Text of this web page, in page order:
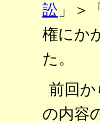
訟 」＞
権にか
た。
前回
の内容